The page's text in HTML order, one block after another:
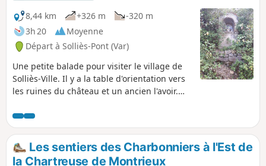
8,44 km
+326 m
-320 m
3h 20
Moyenne
Départ à Solliès-Pont (Var)
Une petite balade pour visiter le village de
Solliès-Ville. Il y a la table d'orientation vers
les ruines du château et un ancien l'avoir.
la Chapelle Notre-Dame-du-Deffens et
apprécier la vue
Les sentiers des Charbonniers à l'Est de
la Chartreuse de Montrieux